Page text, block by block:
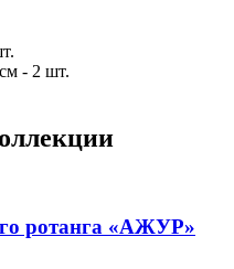
- 2 шт.
ротанга «АЖУР»